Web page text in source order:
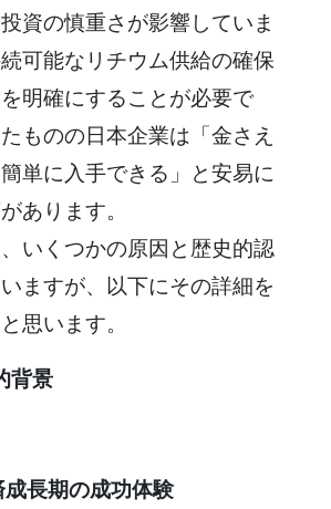
資の慎重さが影響していま
可能なリチウム供給の確保
明確にすることが必要で
ものの日本企業は「金さえ
単に入手できる」と安易に
あります。
いくつかの原因と歴史的認
ますが、以下にその詳細を
思います。
背景
長期の成功体験